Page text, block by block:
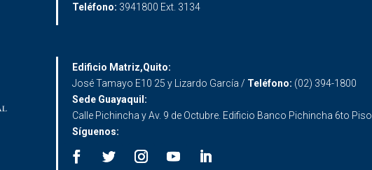
Teléfono: 3941800 Ext. 3134
Edificio Matriz,Quito:
José Tamayo E10 25 y Lizardo García / Teléfono: (02) 394-1800
Sede Guayaquil:
Calle Pichincha y Av. 9 de Octubre. Edificio Banco Pichincha 6to Piso
Síguenos: